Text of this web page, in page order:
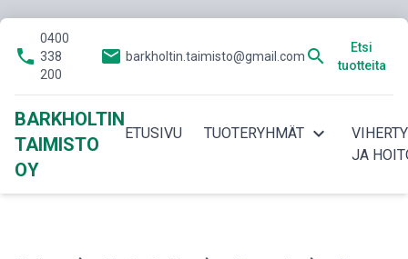
phone
0400
338
200
email barkholtin.taimisto@gmail.com search
Etsi
tuotteita
BARKHOLTIN
TAIMISTO
OY
ETUSIVU TUOTERYHMÄT expand_more
JA